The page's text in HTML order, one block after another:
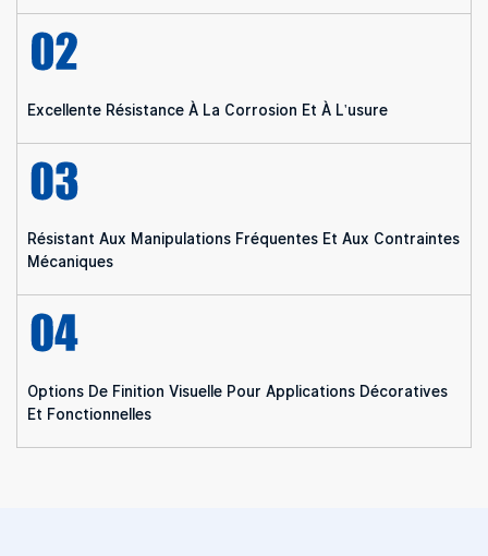
Excellente Résistance À La Corrosion Et À L'usure
Résistant Aux Manipulations Fréquentes Et Aux Contraintes
Mécaniques
Options De Finition Visuelle Pour Applications Décoratives
Et Fonctionnelles